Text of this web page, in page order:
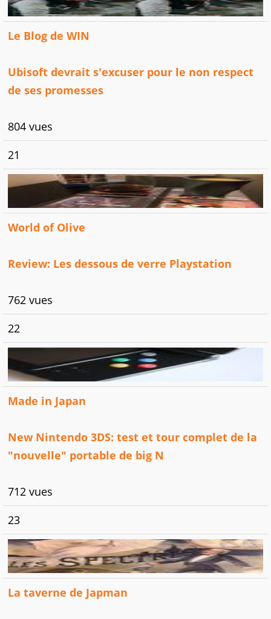
Le Blog de WIN
Ubisoft devrait s'excuser pour le non respect
de ses promesses
804 vues
21
World of Olive
Review: Les dessous de verre Playstation
762 vues
22
Made in Japan
New Nintendo 3DS: test et tour complet de la
"nouvelle" portable de big N
712 vues
23
La taverne de Japman